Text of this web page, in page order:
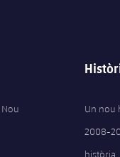
Un nou
2008-
història